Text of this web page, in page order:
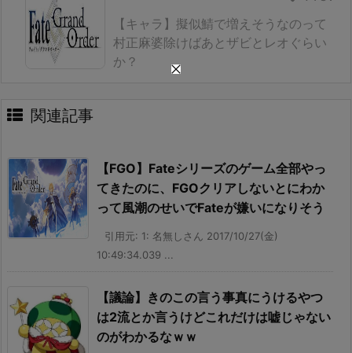
【キャラ】擬似鯖で増えそうなのって
村正麻婆除けばあとザビとレオぐらい
か？
関連記事
【FGO】Fateシリーズのゲーム全部やっ
てきたのに、FGOクリアしないとにわか
って風潮のせいでFateが嫌いになりそう
引用元: 1: 名無しさん 2017/10/27(金)
10:49:34.039 ...
【議論】きのこの言う事真にうけるやつ
は2流とか言うけどこれだけは嘘じゃない
のがわかるなｗｗ